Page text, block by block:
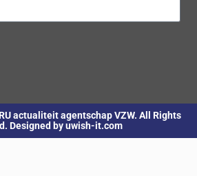
actualiteit agentschap VZW. All Rights
Designed by uwish-it.com